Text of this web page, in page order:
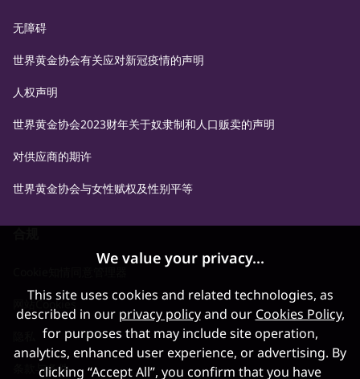
无障碍
世界黄金协会有关应对新冠疫情的声明
人权声明
世界黄金协会2023财年关于奴隶制和人口贩卖的声明
对供应商的期许
世界黄金协会与女性赋权及性别平等
网站Cookies
条款与条件
We value your privacy...
This site uses cookies and related technologies, as
described in our privacy policyand our Cookies Policy,
for purposes that may include site operation,
analytics, enhanced user experience, or advertising. By
clicking “Accept All”, you confirm that you have